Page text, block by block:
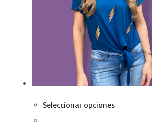
Seleccionar opciones